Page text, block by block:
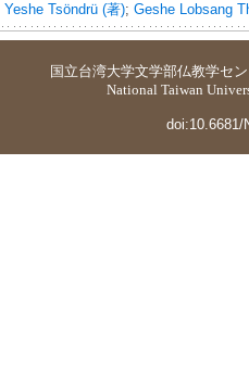
Yeshe Tsöndrü (著); Geshe Lobsang
国立台湾大学文学部仏教学セ
National Taiwan
doi:10.6681/